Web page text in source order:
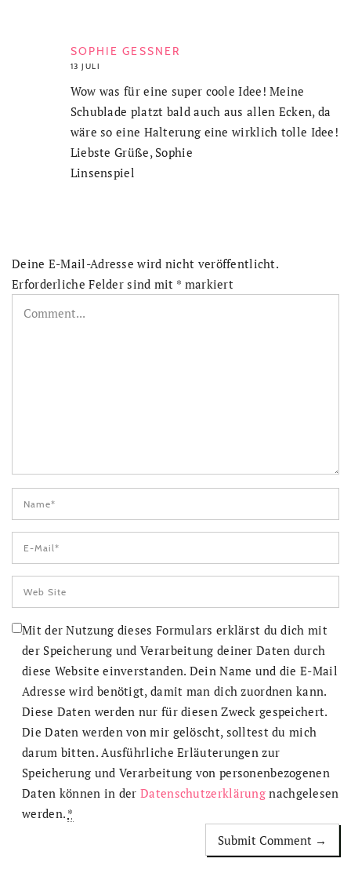
SOPHIE GESSNER
13 JULI
Wow was für eine super coole Idee! Meine
Schublade platzt bald auch aus allen Ecken, da
wäre so eine Halterung eine wirklich tolle Idee!
Liebste Grüße, Sophie
Linsenspiel
Deine E-Mail-Adresse wird nicht veröffentlicht.
Erforderliche Felder sind mit * markiert
Mit der Nutzung dieses Formulars erklärst du dich mit
der Speicherung und Verarbeitung deiner Daten durch
diese Website einverstanden. Dein Name und die E-Mail
Adresse wird benötigt, damit man dich zuordnen kann.
Diese Daten werden nur für diesen Zweck gespeichert.
Die Daten werden von mir gelöscht, solltest du mich
darum bitten. Ausführliche Erläuterungen zur
Speicherung und Verarbeitung von personenbezogenen
Daten können in derDatenschutzerklärung nachgelesen
werden. *